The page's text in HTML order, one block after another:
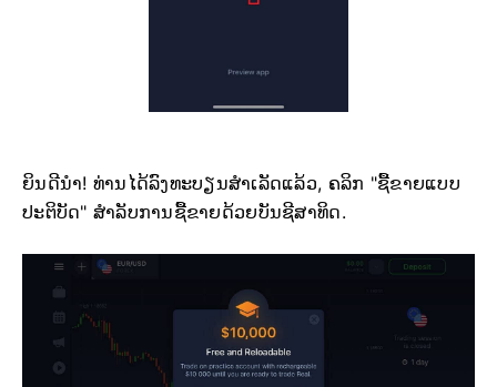
ຍິນດີນຳ! ທ່ານໄດ້ລົງທະບຽນສຳເລັດແລ້ວ, ຄລິກ "ຊື້ຂາຍແບບ
ປະຕິບັດ" ສຳລັບການຊື້ຂາຍດ້ວຍບັນຊີສາທິດ.